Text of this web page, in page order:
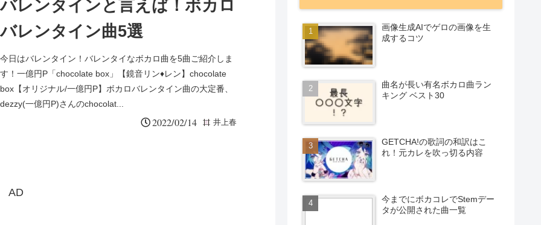
バレンタインと言えば！ボカロ
バレンタイン曲5選
今日はバレンタイン！バレンタイなボカロ曲を5曲ご紹介しま
す！一億円P「chocolate box」【鏡音リン♦レン】chocolate
box【オリジナル/一億円P】ボカロバレンタイン曲の大定番、
dezzy(一億円P)さんのchocolat...
2022/02/14 井上春
AD
画像生成AIでゲロの画像を生
成するコツ
曲名が長い有名ボカロ曲ラン
キング ベスト30
GETCHA!の歌詞の和訳はこ
れ！元カレを吹っ切る内容
今までにボカコレでStemデー
タが公開された曲一覧